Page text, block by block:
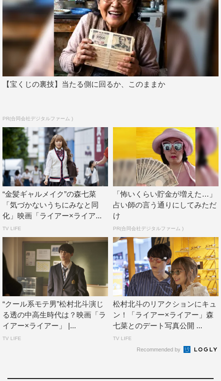
堀田は「彼女の紡ぎ出す言葉は説得力があり、こんなにも
愛がある人が近くにいたらどんなにいいだろうと、撮影中
その人間性にとても惹かれました」と、自身の役柄につい
て語っている。2名のコメント全文は、次ページを参照。
2021年公開予定の本作は8月3日（月）にクランクアップ
小関裕太＆堀田真由のコメントはこちら
1 2 全文表示
SixTONES 堀田真由 小関裕太
松村北斗 森七菜
【宝くじの裏技】当たる側に回るか、このままか
PR(合同会社デジタルファーム )
“金髪ギャルメイク”の森七菜
「気づかないうちにみなと同
化」映画「ライアー×ライア...
TV LIFE
「怖いくらい貯金が増えた…」
占い師の言う通りにしてみただ
け
PR(合同会社デジタルファーム )
“クール系モテ男”松村北斗演じ
る透の中高生時代は？映画「ラ
イアー×ライアー」 |...
TV LIFE
松村北斗のリアクションにキュ
ン！「ライアー×ライアー」森
七菜とのデート写真公開 ...
TV LIFE
Recommended by